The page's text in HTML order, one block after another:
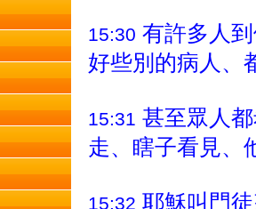
15:30 有許多人
好些別的病人、
15:31 甚至眾人
走、瞎子看見
15:32 耶穌叫門